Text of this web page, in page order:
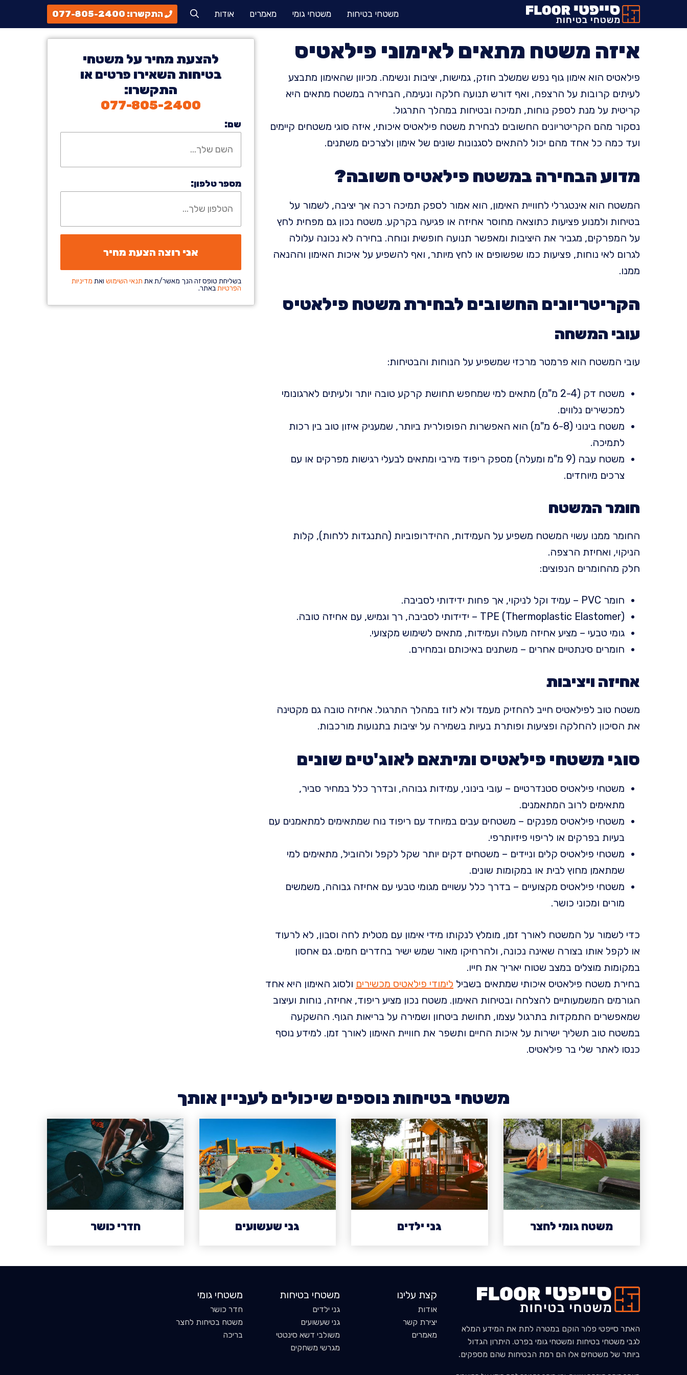
משטחי בטיחות משטחי גומי מאמרים אודות התקשרו: 077-805-2400
איזה משטח מתאים לאימוני פילאטיס
פילאטיס הוא אימון גוף נפש שמשלב חוזק, גמישות, יציבות ונשימה. מכיוון שהאימון מתבצע
לעיתים קרובות על הרצפה, ואף דורש תנועה חלקה ונעימה, הבחירה במשטח מתאים היא
קריטית על מנת לספק נוחות, תמיכה ובטיחות במהלך התרגול.
נסקור מהם הקריטריונים החשובים לבחירת משטח פילאטיס איכותי, איזה סוגי משטחים קיימים
ועד כמה כל אחד מהם יכול להתאים לסגנונות שונים של אימון ולצרכים משתנים.
מדוע הבחירה במשטח פילאטיס חשובה?
המשטח הוא אינטגרלי לחוויית האימון, הוא אמור לספק תמיכה רכה אך יציבה, לשמור על
בטיחות ולמנוע פציעות כתוצאה מחוסר אחיזה או פגיעה בקרקע. משטח נכון גם מפחית לחץ
על המפרקים, מגביר את היציבות ומאפשר תנועה חופשית ונוחה. בחירה לא נכונה עלולה
לגרום לאי נוחות, פציעות כמו שפשופים או לחץ מיותר, ואף להשפיע על איכות האימון וההנאה
ממנו.
הקריטריונים החשובים לבחירת משטח פילאטיס
עובי המשחה
עובי המשטח הוא פרמטר מרכזי שמשפיע על הנוחות והבטיחות:
משטח דק (2-4 מ"מ) מתאים למי שמחפש תחושת קרקע טובה יותר ולעיתים לארגונומי
למכשירים נלווים.
משטח בינוני (6-8 מ"מ) הוא האפשרות הפופולרית ביותר, שמעניק איזון טוב בין רכות
לתמיכה.
משטח עבה (9 מ"מ ומעלה) מספק ריפוד מירבי ומתאים לבעלי רגישות מפרקים או עם
צרכים מיוחדים.
חומר המשטח
החומר ממנו עשוי המשטח משפיע על העמידות, ההידרופוביות (התנגדות ללחות), קלות
הניקוי, ואחיזת הרצפה.
חלק מהחומרים הנפוצים:
חומר PVC – עמיד וקל לניקוי, אך פחות ידידותי לסביבה.
TPE (Thermoplastic Elastomer) – ידידותי לסביבה, רך וגמיש, עם אחיזה טובה.
גומי טבעי – מציע אחיזה מעולה ועמידות, מתאים לשימוש מקצועי.
חומרים סינתטיים אחרים – משתנים באיכותם ובמחירם.
אחיזה ויציבות
משטח טוב לפילאטיס חייב להחזיק מעמד ולא לזוז במהלך התרגול. אחיזה טובה גם מקטינה
את הסיכון להחלקה ופציעות ופותרת בעיות בשמירה על יציבות בתנועות מורכבות.
סוגי משטחי פילאטיס ומיתאם לאוג'טים שונים
משטחי פילאטיס סטנדרטיים – עובי בינוני, עמידות גבוהה, ובדרך כלל במחיר סביר,
מתאימים לרוב המתאמנים.
משטחי פילאטיס מפנקים – משטחים עבים במיוחד עם ריפוד נוח שמתאימים למתאמנים עם
בעיות בפרקים או לריפוי פיזיותרפי.
משטחי פילאטיס קלים וניידים – משטחים דקים יותר שקל לקפל ולהוביל, מתאימים למי
שמתאמן מחוץ לבית או במקומות שונים.
משטחי פילאטיס מקצועיים – בדרך כלל עשויים מגומי טבעי עם אחיזה גבוהה, משמשים
מורים ומכוני כושר.
כדי לשמור על המשטח לאורך זמן, מומלץ לנקותו מידי אימון עם מטלית לחה וסבון, לא לרעוד
או לקפל אותו בצורה שאינה נכונה, ולהרחיקו מאור שמש ישיר בחדרים חמים. גם אחסון
במקומות מוצלים במצב שטוח יאריך את חייו.
בחירת משטח פילאטיס איכותי שמתאים בשביל לימודי פילאטיס מכשירים ולסוג האימון היא אחד
הגורמים המשמעותיים להצלחה ובטיחות האימון. משטח נכון מציע ריפוד, אחיזה, נוחות ועיצוב
שמאפשרים התמקדות בתרגול עצמו, תחושת ביטחון ושמירה על בריאות הגוף. ההשקעה
במשטח טוב תשליך ישירות על איכות החיים ותשפר את חוויית האימון לאורך זמן. למידע נוסף
כנסו לאתר שלי בר פילאטיס.
להצעת מחיר על משטחי
בטיחות השאירו פרטים או
התקשרו:
077-805-2400
שם:
מספר טלפון:
בשליחת טופס זה הנך מאשר/ת את תנאי השימוש ואת מדיניות
הפרטיותבאתר.
משטחי בטיחות נוספים שיכולים לעניין אותך
משטח גומי לחצר גני ילדים גני שעשועים חדרי כושר
האתר סייפטי פלור הוקם במטרה לתת את המידע המלא
לגבי משטחי בטיחות ומשטחי גומי בפרט. היתרון הגדול
ביותר של משטחים אלו הם רמת הבטיחות שהם מספקים.
קצת עלינו
אודות
יצירת קשר
מאמרים
משטחי בטיחות
גני ילדים
גני שעשועים
משולבי דשא סינטטי
מגרשי משחקים
משטחי גומי
חדר כושר
משטח בטיחות לחצר
בריכה